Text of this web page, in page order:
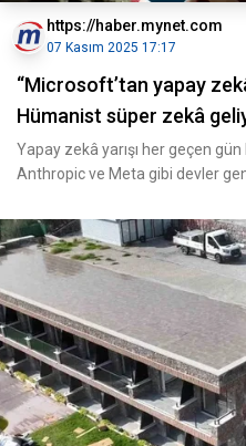
https://haber.mynet.com
07 Kasım 2025 17:17
“Microsoft’tan yapay
Hümanist süper zekâ
Yapay zekâ yarışı her geçen gün
Anthropic ve Meta gibi devler